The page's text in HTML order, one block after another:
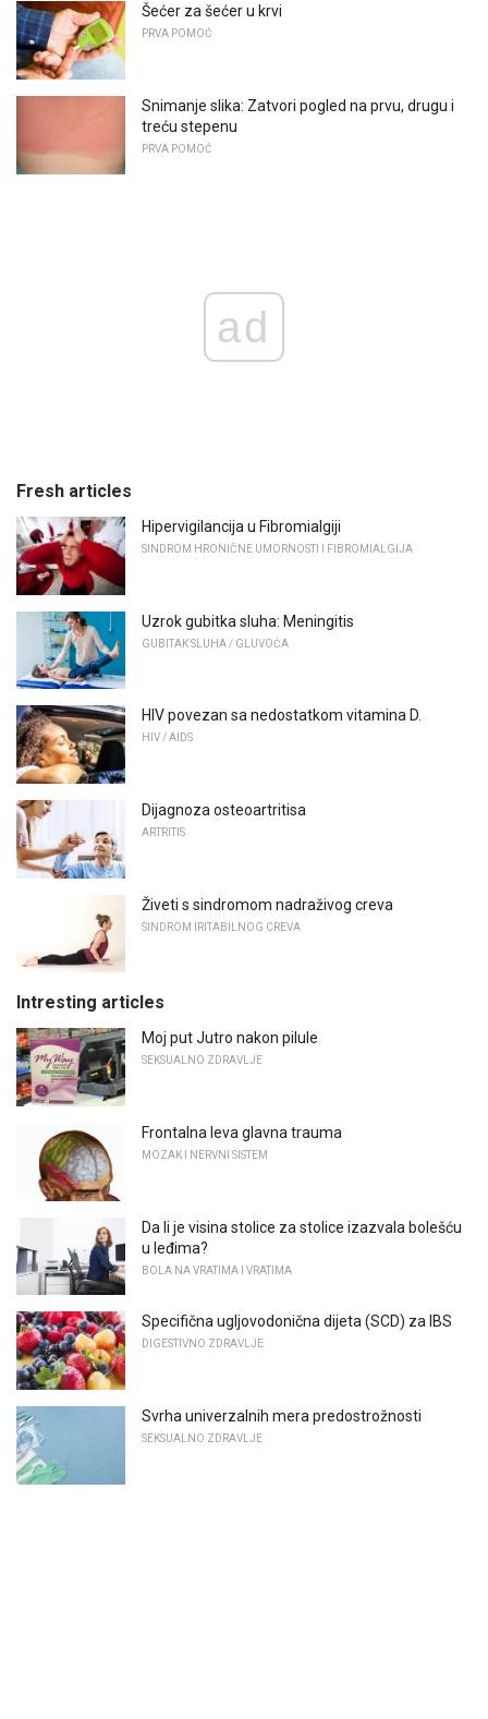
Šećer za šećer u krvi
PRVA POMOĆ
Snimanje slika: Zatvori pogled na prvu, drugu i
treću stepenu
PRVA POMOĆ
ad
Fresh articles
Hipervigilancija u Fibromialgiji
SINDROM HRONIČNE UMORNOSTI I FIBROMIALGIJA
Uzrok gubitka sluha: Meningitis
GUBITAK SLUHA / GLUVOĆA
HIV povezan sa nedostatkom vitamina D.
HIV / AIDS
Dijagnoza osteoartritisa
ARTRITIS
Živeti s sindromom nadraživog creva
SINDROM IRITABILNOG CREVA
Intresting articles
Moj put Jutro nakon pilule
SEKSUALNO ZDRAVLJE
Frontalna leva glavna trauma
MOZAK I NERVNI SISTEM
Da li je visina stolice za stolice izazvala bolešću
u leđima?
BOLA NA VRATIMA I VRATIMA
Specifična ugljovodonična dijeta (SCD) za IBS
DIGESTIVNO ZDRAVLJE
Svrha univerzalnih mera predostrožnosti
SEKSUALNO ZDRAVLJE